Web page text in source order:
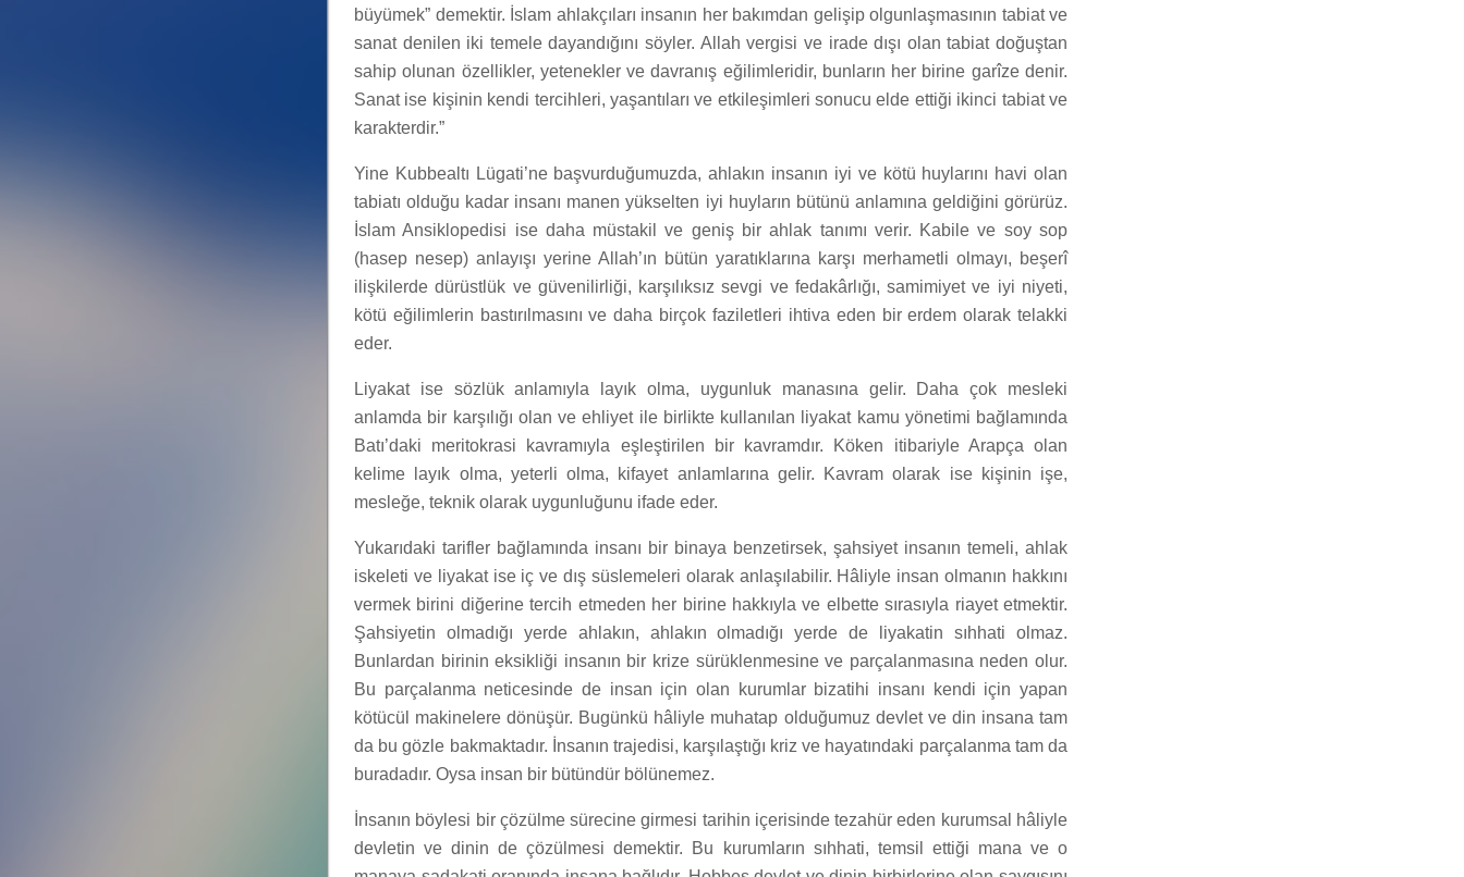
büyümek” demektir. İslam ahlakçıları insanın her bakımdan gelişip olgunlaşmasının tabiat ve
sanat denilen iki temele dayandığını söyler. Allah vergisi ve irade dışı olan tabiat doğuştan
sahip olunan özellikler, yetenekler ve davranış eğilimleridir, bunların her birine garîze denir.
Sanat ise kişinin kendi tercihleri, yaşantıları ve etkileşimleri sonucu elde ettiği ikinci tabiat ve
karakterdir.”
Yine Kubbealtı Lügati’ne başvurduğumuzda, ahlakın insanın iyi ve kötü huylarını havi olan
tabiatı olduğu kadar insanı manen yükselten iyi huyların bütünü anlamına geldiğini görürüz.
İslam Ansiklopedisi ise daha müstakil ve geniş bir ahlak tanımı verir. Kabile ve soy sop
(hasep nesep) anlayışı yerine Allah’ın bütün yaratıklarına karşı merhametli olmayı, beşerî
ilişkilerde dürüstlük ve güvenilirliği, karşılıksız sevgi ve fedakârlığı, samimiyet ve iyi niyeti,
kötü eğilimlerin bastırılmasını ve daha birçok faziletleri ihtiva eden bir erdem olarak telakki
eder.
Liyakat ise sözlük anlamıyla layık olma, uygunluk manasına gelir. Daha çok mesleki
anlamda bir karşılığı olan ve ehliyet ile birlikte kullanılan liyakat kamu yönetimi bağlamında
Batı’daki meritokrasi kavramıyla eşleştirilen bir kavramdır. Köken itibariyle Arapça olan
kelime layık olma, yeterli olma, kifayet anlamlarına gelir. Kavram olarak ise kişinin işe,
mesleğe, teknik olarak uygunluğunu ifade eder.
Yukarıdaki tarifler bağlamında insanı bir binaya benzetirsek, şahsiyet insanın temeli, ahlak
iskeleti ve liyakat ise iç ve dış süslemeleri olarak anlaşılabilir. Hâliyle insan olmanın hakkını
vermek birini diğerine tercih etmeden her birine hakkıyla ve elbette sırasıyla riayet etmektir.
Şahsiyetin olmadığı yerde ahlakın, ahlakın olmadığı yerde de liyakatin sıhhati olmaz.
Bunlardan birinin eksikliği insanın bir krize sürüklenmesine ve parçalanmasına neden olur.
Bu parçalanma neticesinde de insan için olan kurumlar bizatihi insanı kendi için yapan
kötücül makinelere dönüşür. Bugünkü hâliyle muhatap olduğumuz devlet ve din insana tam
da bu gözle bakmaktadır. İnsanın trajedisi, karşılaştığı kriz ve hayatındaki parçalanma tam da
buradadır. Oysa insan bir bütündür bölünemez.
İnsanın böylesi bir çözülme sürecine girmesi tarihin içerisinde tezahür eden kurumsal hâliyle
devletin ve dinin de çözülmesi demektir. Bu kurumların sıhhati, temsil ettiği mana ve o